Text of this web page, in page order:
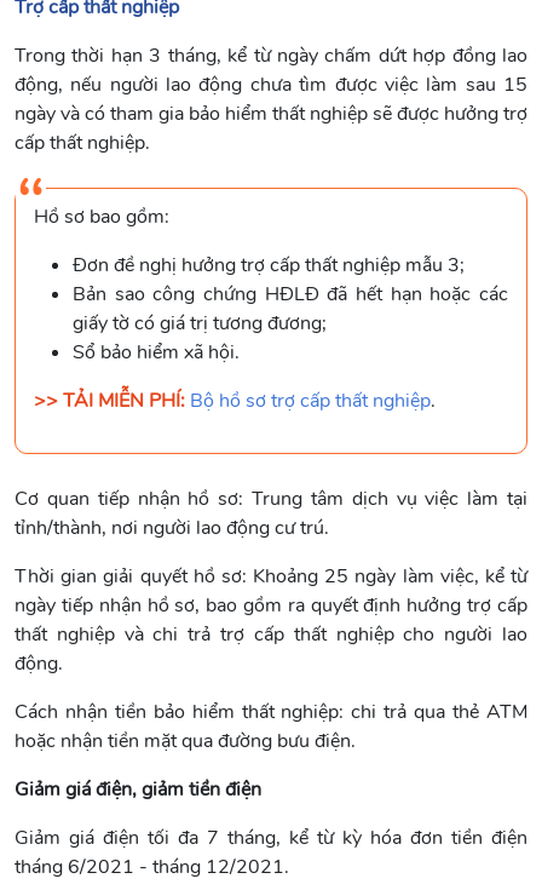
Trợ cấp thất nghiệp
Trong thời hạn 3 tháng, kể từ ngày chấm dứt hợp đồng lao
động, nếu người lao động chưa tìm được việc làm sau 15
ngày và có tham gia bảo hiểm thất nghiệp sẽ được hưởng trợ
cấp thất nghiệp.
Hồ sơ bao gồm:
Đơn đề nghị hưởng trợ cấp thất nghiệp mẫu 3;
Bản sao công chứng HĐLĐ đã hết hạn hoặc các
giấy tờ có giá trị tương đương;
Sổ bảo hiểm xã hội.
>> TẢI MIỄN PHÍ: Bộ hồ sơ trợ cấp thất nghiệp.
Cơ quan tiếp nhận hồ sơ: Trung tâm dịch vụ việc làm tại
tỉnh/thành, nơi người lao động cư trú.
Thời gian giải quyết hồ sơ: Khoảng 25 ngày làm việc, kể từ
ngày tiếp nhận hồ sơ, bao gồm ra quyết định hưởng trợ cấp
thất nghiệp và chi trả trợ cấp thất nghiệp cho người lao
động.
Cách nhận tiền bảo hiểm thất nghiệp: chi trả qua thẻ ATM
hoặc nhận tiền mặt qua đường bưu điện.
Giảm giá điện, giảm tiền điện
Giảm giá điện tối đa 7 tháng, kể từ kỳ hóa đơn tiền điện
tháng 6/2021 - tháng 12/2021.